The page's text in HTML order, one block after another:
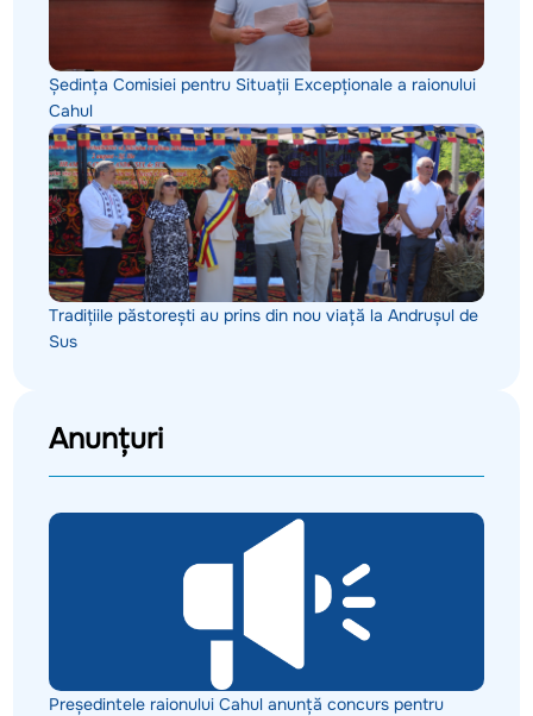
Ședința Comisiei pentru Situații Excepționale a raionului
Cahul
Tradițiile păstorești au prins din nou viață la Andrușul de
Sus
Anunțuri
Președintele raionului Cahul anunță concurs pentru